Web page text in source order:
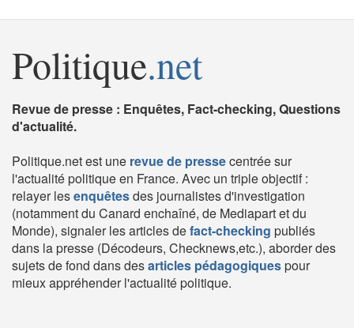
Politique.net
Revue de presse : Enquêtes, Fact-checking, Questions
d'actualité.
Politique.net est une revue de pressecentrée sur
l'actualité politique en France. Avec un triple objectif :
relayer lesenquêtesdes journalistes d'investigation
(notamment du Canard enchaîné, de Mediapart et du
Monde), signaler les articles defact-checking publiés
dans la presse (Décodeurs, Checknews,etc.), aborder des
sujets de fond dans desarticles pédagogiquespour
mieux appréhender l'actualité politique.